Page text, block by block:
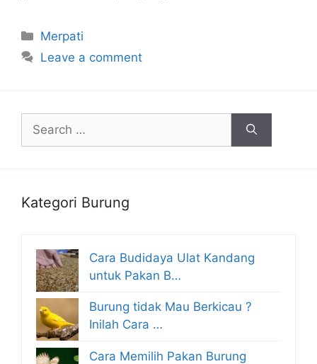
Categories
Merpati
Leave a comment
for:
Kategori Burung
Cara Budidaya Ulat Kandang
untuk Pakan B…
Burung tidak Mau Berkicau ?
Inilah Cara …
Cara Memilih Pakan Burung